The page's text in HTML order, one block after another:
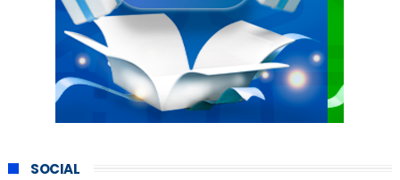
SOCIAL